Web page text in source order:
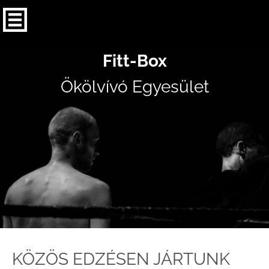
Fitt-Box
Ökölvívó Egyesület
KÖZÖS EDZÉSEN JÁRTUNK